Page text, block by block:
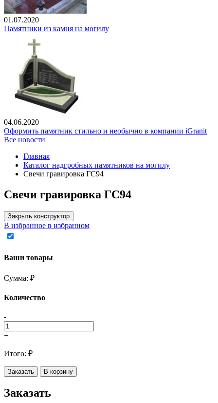
01.07.2020
Памятники из камня на могилу
04.06.2020
Оформить памятник стильно и необычно в компании iGranit
Все новости
Главная
Каталог надгробных памятников на могилу
Свечи гравировка ГС94
Свечи гравировка ГС94
Закрыть конструктор
В избранное в избранном
Ваши товары
Сумма: ₽
Количество
-
+
Итого: ₽
Заказать В корзину
Заказать